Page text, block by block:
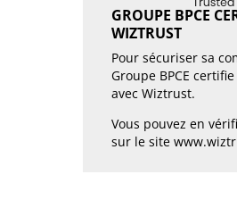
GROUPE BPCE
WIZTRUST
Pour sécuriser sa
Groupe BPCE
avec Wiztrust.
Vous pouvez en
sur le site